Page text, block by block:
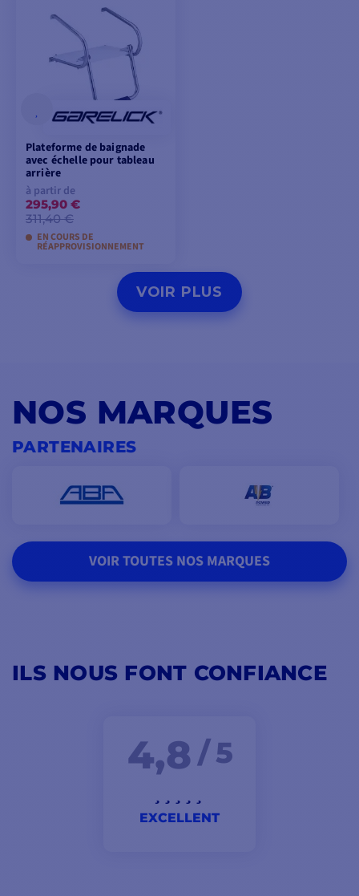
PANIER
Plateforme de baignade
avec échelle pour tableau
arrière
à partir de
295,90 €
311,40 €
EN COURS DE
RÉAPPROVISIONNEMENT
VOIR LES MODÈLESVOIR PLUS
NOS MARQUES
PARTENAIRES
VOIR TOUTES NOS MARQUES
ILS NOUS FONT CONFIANCE
4,8 / 5
EXCELLENT